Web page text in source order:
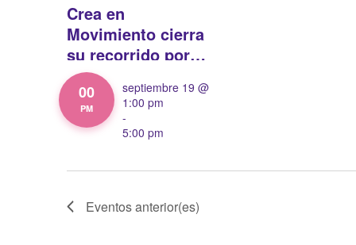
00
PM
septiembre 19 @
1:00 pm
-
5:00 pm
Crea en
Movimiento cierra
su recorrido por
Bogotá con el
Nodo Sur en el
Parque El Ensueño
Eventosanterior(es)